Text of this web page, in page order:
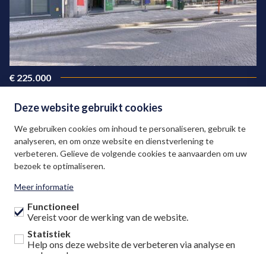
€ 225.000
03 887 87 78
info@vanreethvastgoed.be
Kapellestraat 45, 2630 Aartselaar
Deze website gebruikt cookies
We gebruiken cookies om inhoud te personaliseren, gebruik te
analyseren, en om onze website en dienstverlening te
verbeteren. Gelieve de volgende cookies te aanvaarden om uw
bezoek te optimaliseren.
Meer informatie
Functioneel
Vereist voor de werking van de website.
Statistiek
Help ons deze website de verbeteren via analyse en